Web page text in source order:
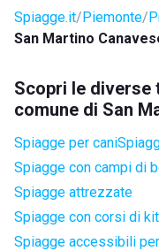
Spiagge.it Piemonte
San Martino
Scopri le diverse
comune di San
Spiagge per cani
Spiagge con campi di
Spiagge attrezzate
Spiagge con corsi di
Spiagge accessibili